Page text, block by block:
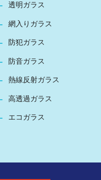
透明ガラス
網入りガラス
防犯ガラス
防音ガラス
熱線反射ガラス
高透過ガラス
エコガラス